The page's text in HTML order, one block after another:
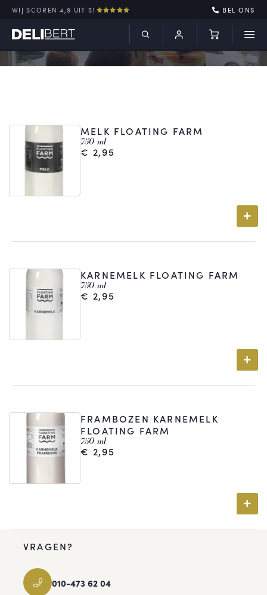
WIJ SCOREN 4,9 UIT 5! BEL ONS
MELK FLOATING FARM
750 ml
€ 2,95
KARNEMELK FLOATING FARM
750 ml
€ 2,95
FRAMBOZEN KARNEMELK
FLOATING FARM
750 ml
€ 2,95
VRAGEN?
010-473 62 04